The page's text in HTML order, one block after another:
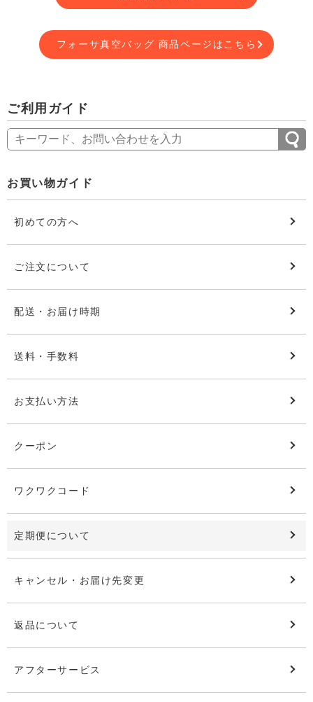
フォーサ真空バッグ 商品ページはこちら
ご利用ガイド
お買い物ガイド
初めての方へ
ご注文について
配送・お届け時期
送料・手数料
お支払い方法
クーポン
ワクワクコード
定期便について
キャンセル・お届け先変更
返品について
アフターサービス